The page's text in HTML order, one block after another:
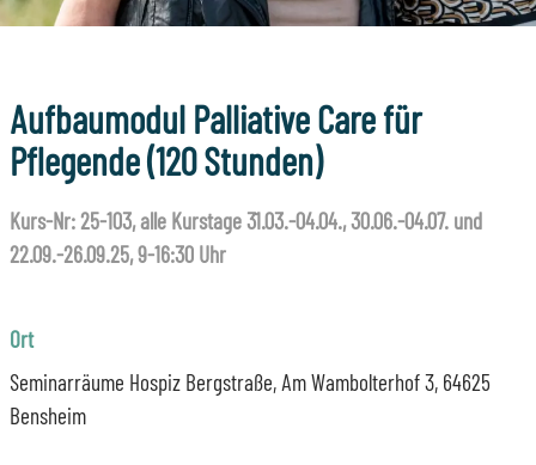
Aufbaumodul Palliative Care für
Pflegende (120 Stunden)
Kurs-Nr: 25-103, alle Kurstage 31.03.-04.04., 30.06.-04.07. und
22.09.-26.09.25, 9-16:30 Uhr
Ort
Seminarräume Hospiz Bergstraße, Am Wambolterhof 3, 64625
Bensheim